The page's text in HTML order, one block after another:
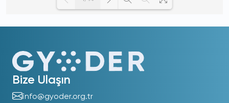
Bize Ulaşın
info@gyoder.org.tr